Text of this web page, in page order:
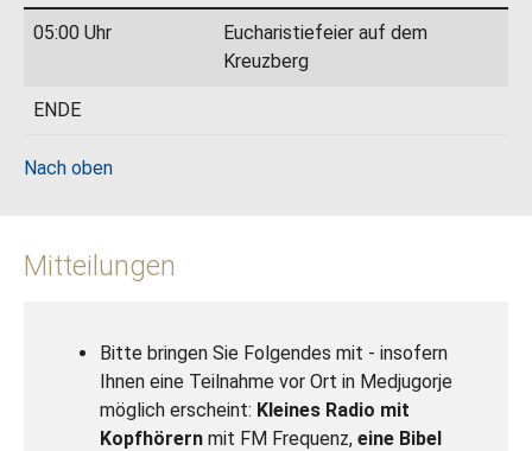
05:00 Uhr
Eucharistiefeier auf dem
Kreuzberg
ENDE
Nach oben
Mitteilungen
Bitte bringen Sie Folgendes mit - insofern
Ihnen eine Teilnahme vor Ort in Medjugorje
möglich erscheint: Kleines Radio mit
Kopfhörern mit FM Frequenz, eine Bibel